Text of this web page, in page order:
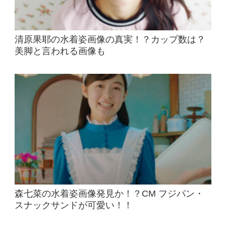
清原果耶の水着姿画像の真実！？カップ数は？
美脚と言われる画像も
森七菜の水着姿画像発見か！？CM フジパン・
スナックサンドが可愛い！！